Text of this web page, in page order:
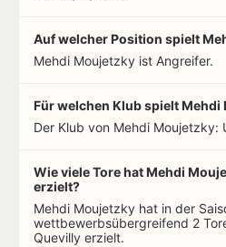
Auf welcher Position spielt
Mehdi Moujetzky ist Angreifer.
Für welchen Klub spielt Mehdi
Der Klub von Mehdi Moujetzky:
Wie viele Tore hat Mehdi
erzielt?
Mehdi Moujetzky hat in der
wettbewerbsübergreifend 2
Quevilly erzielt.